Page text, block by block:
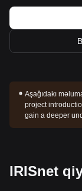
Aşağıdakı
project
gain a deeper
IRISnet